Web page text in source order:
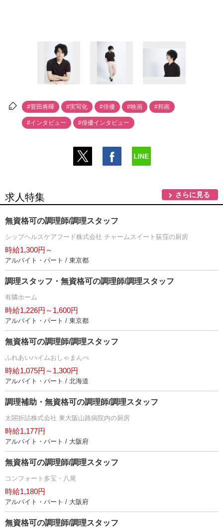
#菅田将暉 #実写化 #俳優 #映画 #邦画
#インタビュー #俳優インタビュー
求人特集 さらに見る
無資格可の調理師/調理スタッフ
シップヘルスケアフード株式会社 チャームスイート荻窪の厨房
時給1,300円～
アルバイト・パート / 東京都
調理スタッフ・無資格可の調理師/調理スタッフ
有隣ホーム
時給1,226円～1,600円
アルバイト・パート / 東京都
無資格可の調理師/調理スタッフ
ふれあいハイムおしゃまんべ
時給1,075円～1,300円
アルバイト・パート / 北海道
調理補助・無資格可の調理師/調理スタッフ
太閤折詰株式会社 東大阪山路病院内の厨房
時給1,177円
アルバイト・パート / 大阪府
無資格可の調理師/調理スタッフ
コンフォート多宝・八尾
時給1,180円
アルバイト・パート / 大阪府
無資格可の調理師/調理スタッフ